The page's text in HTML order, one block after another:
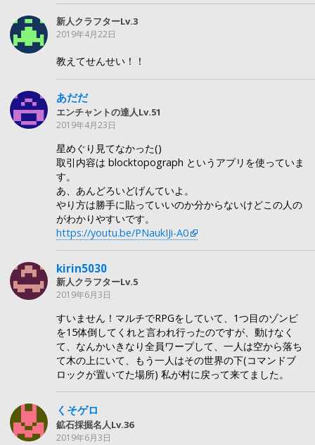
新人クラフターLv.3
2019年4月22日
教えてせんせい！！
あだだ
エンチャントの達人Lv.51
2019年4月23日
星めぐり見てなかった()
取引内容は blocktopograph というアプリを使っていま
す。
あ、あんどろいどげんていよ。
やり方は勝手に貼っていいのか分からないけどこの人の
がわかりやすいです。
https://youtu.be/PNaukIJi-A0
kirin5030
新人クラフターLv.5
2019年6月3日
すいません！マルチでRPGをしていて、1つ目のゾンビ
を15体倒してくれと言われ行ったのですが、動けなく
て、なんかいきなり全員ワープして、一人は空から落ち
て木の上にいて、もう一人はその世界の下(コマンドブ
ロックが置いてた場所) 私が村に戻って来てました。
くそゲロ
鉱石採掘名人Lv.36
2019年6月3日